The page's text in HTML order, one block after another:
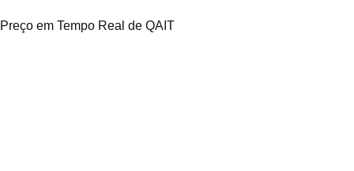
Preço em Tempo Real de QAIT